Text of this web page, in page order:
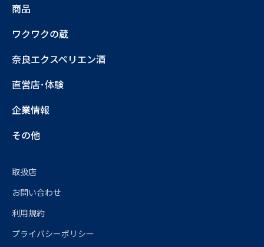
商品
ワクワクの蔵
奈良エクスペリエン酒
直営店･体験
企業情報
その他
取扱店
お問い合わせ
利用規約
プライバシーポリシー